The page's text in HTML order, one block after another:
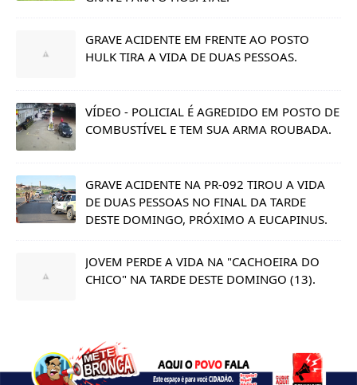
GRAVE ACIDENTE EM FRENTE AO POSTO
HULK TIRA A VIDA DE DUAS PESSOAS.
VÍDEO - POLICIAL É AGREDIDO EM POSTO DE
COMBUSTÍVEL E TEM SUA ARMA ROUBADA.
GRAVE ACIDENTE NA PR-092 TIROU A VIDA
DE DUAS PESSOAS NO FINAL DA TARDE
DESTE DOMINGO, PRÓXIMO A EUCAPINUS.
JOVEM PERDE A VIDA NA "CACHOEIRA DO
CHICO" NA TARDE DESTE DOMINGO (13).